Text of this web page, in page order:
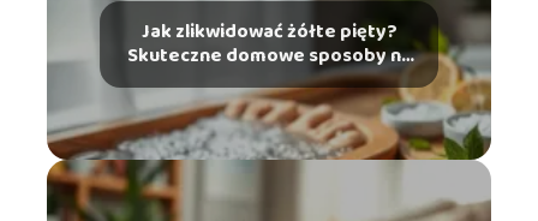
Jak zlikwidować żółte pięty?
Skuteczne domowe sposoby na
problem